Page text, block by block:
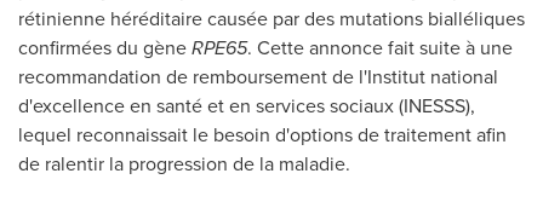
rétinienne héréditaire causée par des mutations bialléliques
confirmées du gèneRPE65. Cette annonce fait suite à une
recommandation de remboursement de l'Institut national
d'excellence en santé et en services sociaux (INESSS),
lequel reconnaissait le besoin d'options de traitement afin
de ralentir la progression de la maladie.